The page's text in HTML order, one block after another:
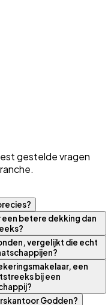
gestelde vragen
een betere dekking dan
vergelijkt die echt
een
bij een
Godden?